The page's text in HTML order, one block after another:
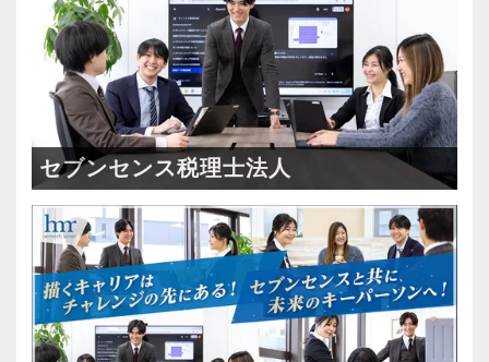
セブンセンス税理士法人